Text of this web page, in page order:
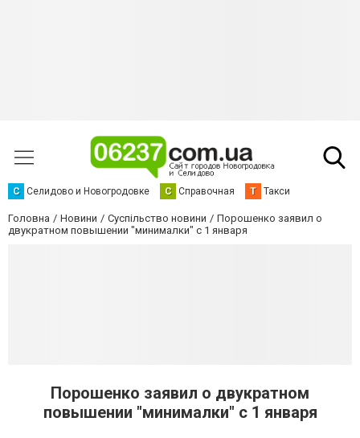
С Селидово и Новогродовке С Справочная Т Такси
Головна Новини Суспільство новини
Порошенко заявил о
двукратном повышении "минималки" с 1 января
Порошенко заявил о двукратном
повышении "минималки" с 1 января